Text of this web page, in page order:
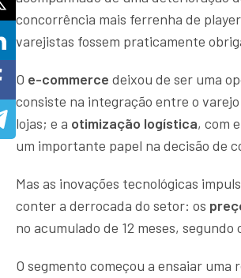
concorrência mais ferrenha de
varejistas fossem praticamente
O e-commerce deixou de ser uma
consiste na integração entre o
lojas; e a otimização logística, com
um importante papel na decisão de
Mas as inovações tecnológicas
conter a derrocada do setor: os
no acumulado de 12 meses, segundo
O segmento começou a ensaiar